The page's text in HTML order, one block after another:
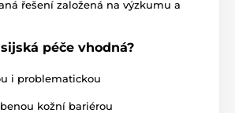
řešení založená na výzkumu a
péče vhodná?
i problematickou
kožní bariérou